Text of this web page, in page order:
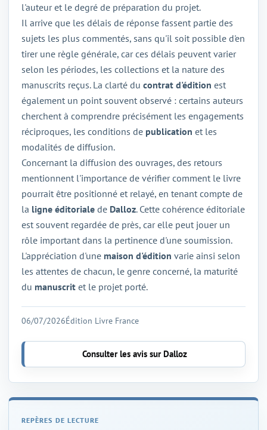
l'auteur et le degré de préparation du projet.
Il arrive que les délais de réponse fassent partie des
sujets les plus commentés, sans qu'il soit possible d'en
tirer une règle générale, car ces délais peuvent varier
selon les périodes, les collections et la nature des
manuscrits reçus. La clarté du contrat d'édition est
également un point souvent observé : certains auteurs
cherchent à comprendre précisément les engagements
réciproques, les conditions de publication et les
modalités de diffusion.
Concernant la diffusion des ouvrages, des retours
mentionnent l'importance de vérifier comment le livre
pourrait être positionné et relayé, en tenant compte de
la ligne éditoriale de Dalloz. Cette cohérence éditoriale
est souvent regardée de près, car elle peut jouer un
rôle important dans la pertinence d'une soumission.
L'appréciation d'une maison d'édition varie ainsi selon
les attentes de chacun, le genre concerné, la maturité
du manuscrit et le projet porté.
06/07/2026Édition Livre France
Consulter les avis sur Dalloz